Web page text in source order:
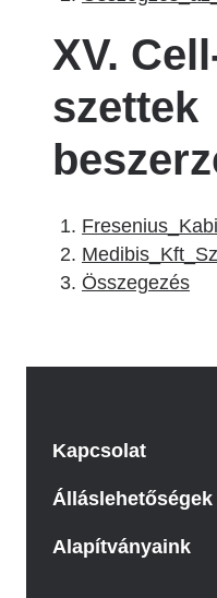
XV.
szettek
Összegezés
Kapcsolat
Álláslehetőségek
Alapítványaink